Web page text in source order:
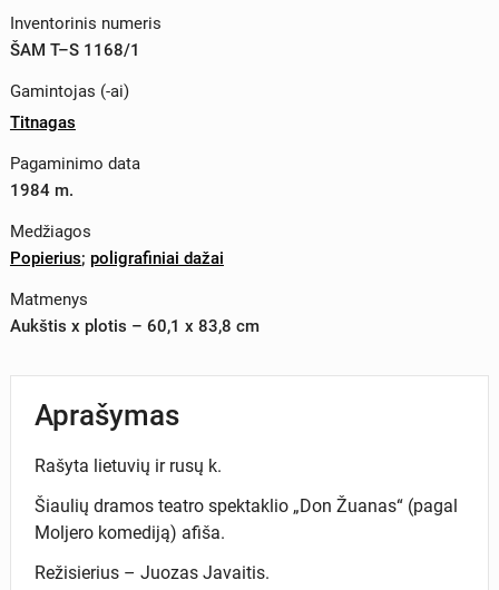
Inventorinis numeris
ŠAM T–S 1168/1
Gamintojas (-ai)
Titnagas
Pagaminimo data
1984 m.
Medžiagos
Popierius; poligrafiniai dažai
Matmenys
Aukštis x plotis – 60,1 x 83,8 cm
Aprašymas
Rašyta lietuvių ir rusų k.
Šiaulių dramos teatro spektaklio „Don Žuanas“ (pagal
Moljero komediją) afiša.
Režisierius – Juozas Javaitis.